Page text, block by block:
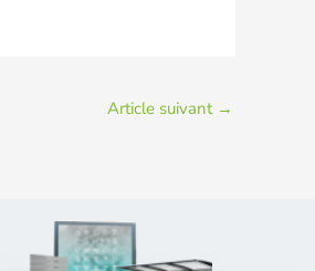
Article suivant →